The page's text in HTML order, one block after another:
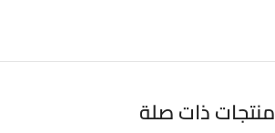
منتجات ذات صلة